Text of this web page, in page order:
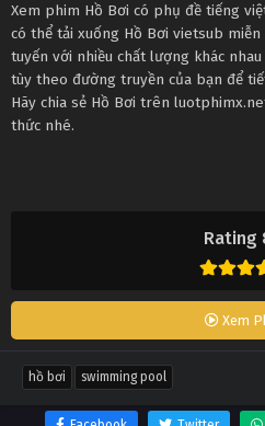
Rating
Xem
Xem phim Hồ Bơi có phụ đề tiếng
có thể tải xuống Hồ Bơi vietsub
tuyến với nhiều chất lượng khác
tùy theo đường truyền của bạn để
Hãy chia sẻ Hồ Bơi trên
thức nhé.
hồ bơi swimming pool